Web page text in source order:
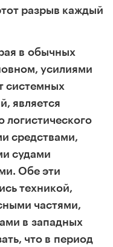
разрыв каждый
в обычных
усилиями
системных
является
логистического
средствами,
судами
Обе эти
техникой,
частями,
в западных
что в период